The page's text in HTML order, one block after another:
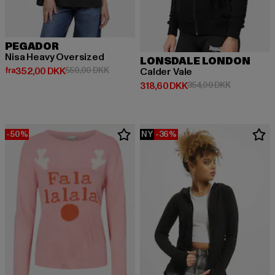
PEGADOR
Nisa Heavy Oversized
fra352,00 DKK
Nuværende pris: Fra 352,00 DKK
550,00 DKKKampagnepris: 550,00 DKK
LONSDALE LONDON
Calder Vale
318,60 DKK
Nuværende pris: 318,60 DKK
354,00 DKK
-50% NY -36%